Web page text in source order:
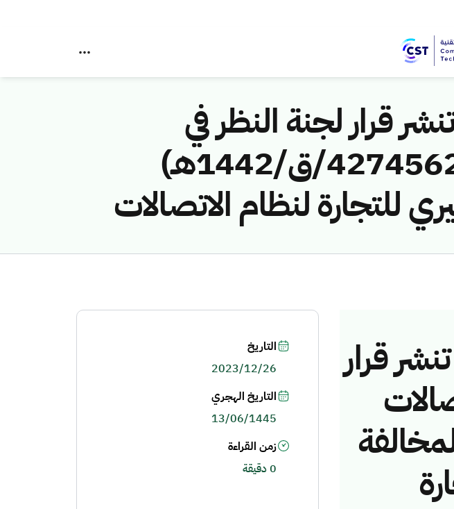
قرار لجنة النظر في
مخالفات نظام الاتصالات رقم (42745622/ق/1442هـ)
للتجارة لنظام الاتصالات
قرار
ق/1442هـ) لمخالفة
التاريخ
2023/12/26
التاريخ الهجري
13/06/1445
زمن القراءة
0 دقيقة